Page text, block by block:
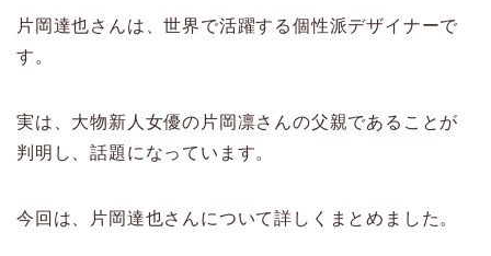
片岡達也さんは、世界で活躍する個性派デザイナーで
す。
実は、大物新人女優の片岡凛さんの父親であることが
判明し、話題になっています。
今回は、片岡達也さんについて詳しくまとめました。